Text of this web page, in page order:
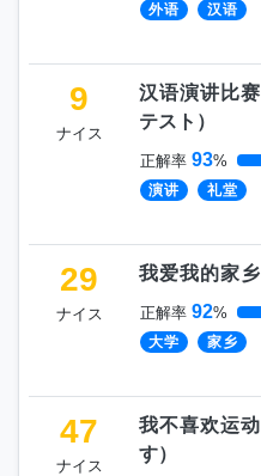
外语 汉语
9
ナイス
汉语演讲比赛
テスト ）
正解率 93%
演讲 礼堂
29
ナイス
我爱我的家乡
正解率 92%
大学 家乡
47
ナイス
我不喜欢运动
す）